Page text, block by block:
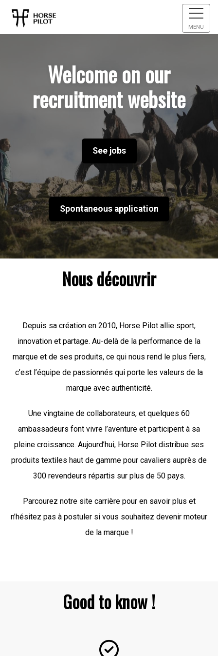
MENU
Welcome on our
recruitment website
See jobs
Spontaneous application
Nous découvrir
Depuis sa création en 2010, Horse Pilot allie sport,
innovation et partage. Au-delà de la performance de la
marque et de ses produits, ce qui nous rend le plus fiers,
c’est l’équipe de passionnés qui porte les valeurs de la
marque avec authenticité.
Une vingtaine de collaborateurs, et quelques 60
ambassadeurs font vivre l’aventure et participent à sa
pleine croissance. Aujourd’hui, Horse Pilot distribue ses
produits textiles haut de gamme pour cavaliers auprès de
300 revendeurs répartis sur plus de 50 pays.
Parcourez notre site carrière pour en savoir plus et
n’hésitez pas à postuler si vous souhaitez devenir moteur
de la marque !
Good to know !